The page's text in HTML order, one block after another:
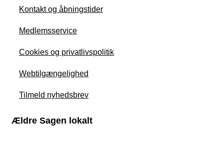
Kontakt og åbningstider
Medlemsservice
Cookies og privatlivspolitik
Webtilgængelighed
Tilmeld nyhedsbrev
Ældre Sagen lokalt